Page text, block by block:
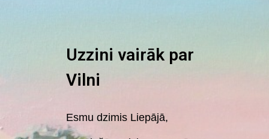
Uzzini vairāk par
Vilni
Esmu dzimis Liepājā,